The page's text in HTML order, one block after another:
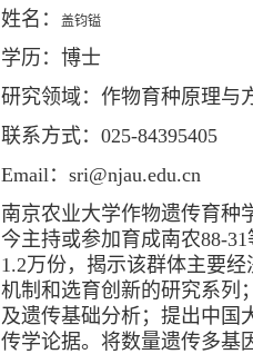
姓名： 盖钧镒
学历：博士
研究领域：作物育种原理与
联系方式：025-84395405
Email：sri@njau.edu.cn
南京农业大学作物遗传育种
今主持或参加育成南农88-
1.2万份，揭示该群体主要
机制和选育创新的研究系列
及遗传基础分析；提出中国
传学论据。将数量遗传多基